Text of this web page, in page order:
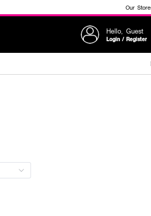
Our
Hello, Guest
Login / Register